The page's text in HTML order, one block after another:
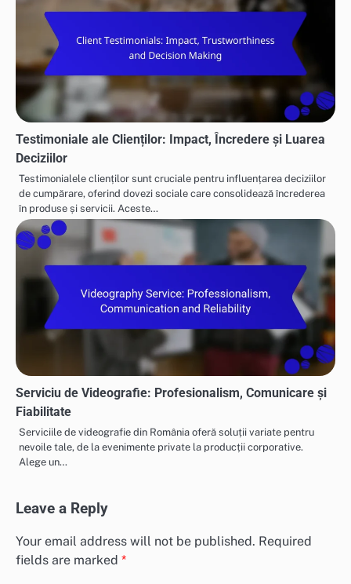
Testimoniale ale Clienților: Impact, Încredere și Luarea
Deciziilor
Testimonialele clienților sunt cruciale pentru influențarea deciziilor
de cumpărare, oferind dovezi sociale care consolidează încrederea
în produse și servicii. Aceste…
Serviciu de Videografie: Profesionalism, Comunicare și
Fiabilitate
Serviciile de videografie din România oferă soluții variate pentru
nevoile tale, de la evenimente private la producții corporative.
Alege un…
Leave a Reply
Your email address will not be published. Required
fields are marked *